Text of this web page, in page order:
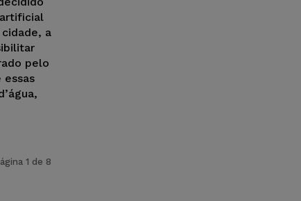
a
pelo
essas
1 de 8